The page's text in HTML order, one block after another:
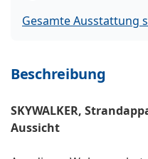
Gesamte Ausstattung
Beschreibung
SKYWALKER,
Aussicht